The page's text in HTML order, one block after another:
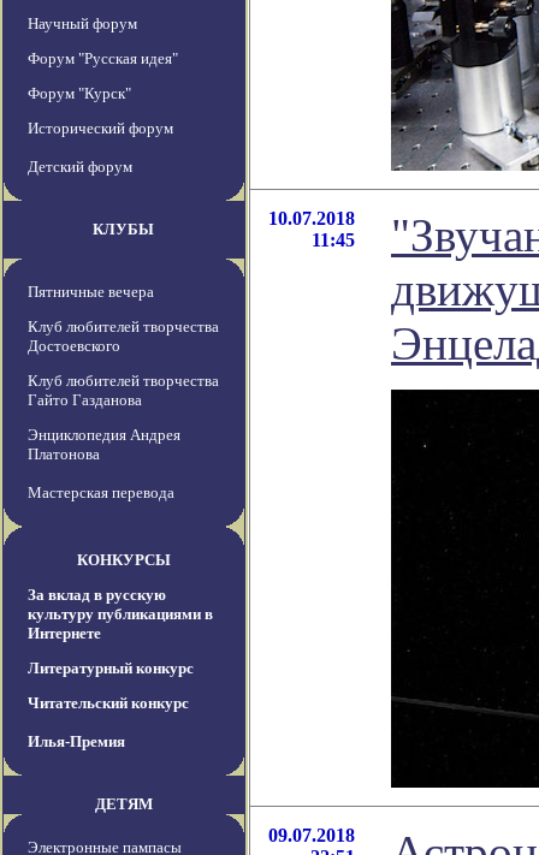
Научный форум
Форум "Русская идея"
Форум "Курск"
Исторический форум
Детский форум
КЛУБЫ
Пятничные вечера
Клуб любителей творчества
Достоевского
Клуб любителей творчества
Гайто Газданова
Энциклопедия Андрея
Платонова
Мастерская перевода
КОНКУРСЫ
За вклад в русскую
культуру публикациями в
Интернете
Литературный конкурс
Читательский конкурс
Илья-Премия
ДЕТЯМ
Электронные пампасы
10.07.2018
11:45
09.07.2018